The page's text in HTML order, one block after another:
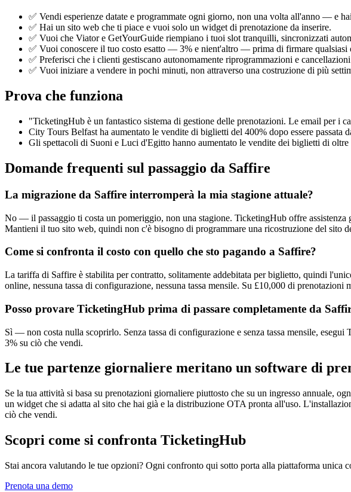
✅ Vendi esperienze datate e programmate ogni giorno, non una volta all'anno — e
✅ Hai un sito web che ti piace e vuoi solo un widget di prenotazione da inserire.
✅ Vuoi che Viator e GetYourGuide riempiano i tuoi slot tranquilli, sincronizzati
✅ Vuoi conoscere il tuo costo esatto — 3% e nient'altro — prima di firmare qualsiasi
✅ Preferisci che i clienti gestiscano autonomamente riprogrammazioni e
✅ Vuoi iniziare a vendere in pochi minuti, non attraverso una costruzione di più
Prova che funziona
"TicketingHub è un fantastico sistema di gestione delle prenotazioni. Le email per i
City Tours Belfast ha aumentato le vendite di biglietti del 400% dopo essere passata
Gli spettacoli di Suoni e Luci d'Egitto hanno aumentato le vendite dei biglietti di
Domande frequenti sul passaggio da Saffire
La migrazione da Saffire interromperà la mia stagione attuale?
No — il passaggio ti costa un pomeriggio, non una stagione. TicketingHub offre
Mantieni il tuo sito web, quindi non c'è bisogno di programmare una ricostruzione del sito
Come si confronta il costo con quello che sto pagando a Saffire?
La tariffa di Saffire è stabilita per contratto, solitamente addebitata per biglietto, quindi
online, nessuna tassa di configurazione, nessuna tassa mensile. Su £10,000 di
Posso provare TicketingHub prima di passare completamente da
Sì — non costa nulla scoprirlo. Senza tassa di configurazione e senza tassa mensile,
3% su ciò che vendi.
Le tue partenze giornaliere meritano un software di
Se la tua attività si basa su prenotazioni giornaliere piuttosto che su un ingresso annuale,
un widget che si adatta al sito che hai già e la distribuzione OTA pronta all'uso.
ciò che vendi.
Scopri come si confronta TicketingHub
Stai ancora valutando le tue opzioni? Ogni confronto qui sotto porta alla piattaforma unica
Prenota una demo